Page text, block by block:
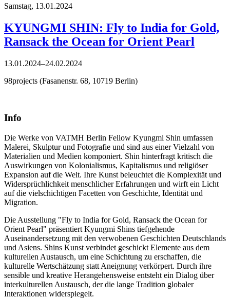
Samstag, 13.01.2024
KYUNGMI SHIN: Fly to India for Gold,
Ransack the Ocean for Orient Pearl
13.01.2024–24.02.2024
98projects (Fasanenstr. 68, 10719 Berlin)
Info
Die Werke von VATMH Berlin Fellow Kyungmi Shin umfassen
Malerei, Skulptur und Fotografie und sind aus einer Vielzahl von
Materialien und Medien komponiert. Shin hinterfragt kritisch die
Auswirkungen von Kolonialismus, Kapitalismus und religiöser
Expansion auf die Welt. Ihre Kunst beleuchtet die Komplexität und
Widersprüchlichkeit menschlicher Erfahrungen und wirft ein Licht
auf die vielschichtigen Facetten von Geschichte, Identität und
Migration.
Die Ausstellung "Fly to India for Gold, Ransack the Ocean for
Orient Pearl" präsentiert Kyungmi Shins tiefgehende
Auseinandersetzung mit den verwobenen Geschichten Deutschlands
und Asiens. Shins Kunst verbindet geschickt Elemente aus dem
kulturellen Austausch, um eine Schichtung zu erschaffen, die
kulturelle Wertschätzung statt Aneignung verkörpert. Durch ihre
sensible und kreative Herangehensweise entsteht ein Dialog über
interkulturellen Austausch, der die lange Tradition globaler
Interaktionen widerspiegelt.